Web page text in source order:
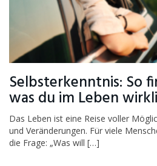
Selbsterkenntnis: So
was du im Leben
Das Leben ist eine Reise voller
und Veränderungen. Für viele
die Frage: „Was will […]